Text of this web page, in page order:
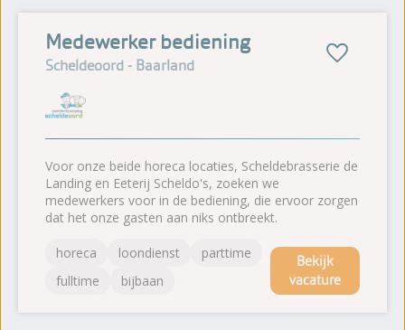
Medewerker bediening
Scheldeoord - Baarland
Voor onze beide horeca locaties, Scheldebrasserie de
Landing en Eeterij Scheldo's, zoeken we
medewerkers voor in de bediening, die ervoor zorgen
dat het onze gasten aan niks ontbreekt.
horeca loondienst
parttime
fulltime
bijbaan
Bekijk
vacature